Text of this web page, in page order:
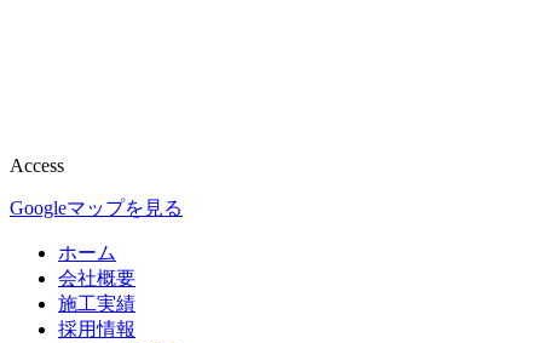
Access
Googleマップを見る
ホーム
会社概要
施工実績
採用情報